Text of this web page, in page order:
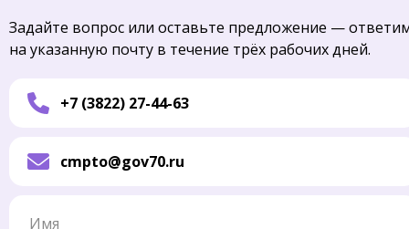
Задайте вопрос или оставьте предложение —
на указанную почту в течение трёх рабочих дней.
+7 (3822) 27-44-63
cmpto@gov70.ru